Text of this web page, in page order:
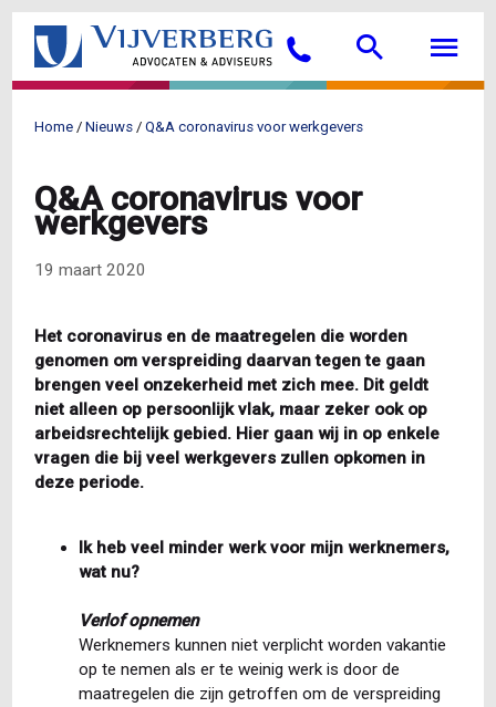
Overslaan
de
gaan
Bellen Search
Home Nieuws Q&A coronavirus voor werkgevers
Q&A coronavirus voor
werkgevers
19 maart 2020
Het coronavirus en de maatregelen die worden
genomen om verspreiding daarvan tegen te gaan
brengen veel onzekerheid met zich mee. Dit geldt
niet alleen op persoonlijk vlak, maar zeker ook op
arbeidsrechtelijk gebied. Hier gaan wij in op enkele
vragen die bij veel werkgevers zullen opkomen in
deze periode.
Ik heb veel minder werk voor mijn werknemers,
wat nu?
Verlof opnemen
Werknemers kunnen niet verplicht worden vakantie
op te nemen als er te weinig werk is door de
maatregelen die zijn getroffen om de verspreiding